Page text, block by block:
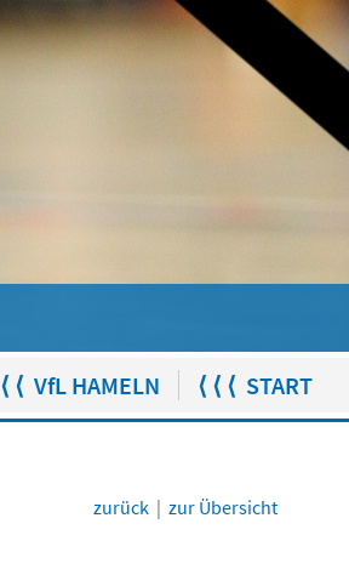
⟨ ⟨ VfL HAMELN ⟨ ⟨ ⟨ START
zurück |zur Übersicht